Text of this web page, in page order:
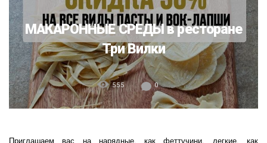
МАКАРОННЫЕ СРЕДЫ в ресторане
Три Вилки
555 0
Приглашаем вас на нарядные, как феттучини, легкие, как